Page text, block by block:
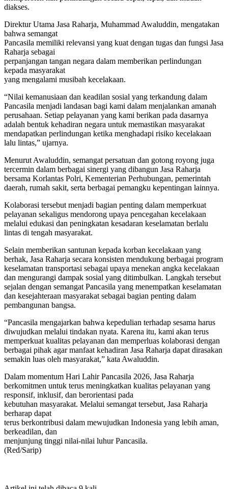
diakses.
Direktur Utama Jasa Raharja, Muhammad Awaluddin, mengatakan
bahwa semangat
Pancasila memiliki relevansi yang kuat dengan tugas dan fungsi Jasa
Raharja sebagai
perpanjangan tangan negara dalam memberikan perlindungan
kepada masyarakat
yang mengalami musibah kecelakaan.
“Nilai kemanusiaan dan keadilan sosial yang terkandung dalam
Pancasila menjadi landasan bagi kami dalam menjalankan amanah
perusahaan. Setiap pelayanan yang kami berikan pada dasarnya
adalah bentuk kehadiran negara untuk memastikan masyarakat
mendapatkan perlindungan ketika menghadapi risiko kecelakaan
lalu lintas,” ujarnya.
Menurut Awaluddin, semangat persatuan dan gotong royong juga
tercermin dalam berbagai sinergi yang dibangun Jasa Raharja
bersama Korlantas Polri, Kementerian Perhubungan, pemerintah
daerah, rumah sakit, serta berbagai pemangku kepentingan lainnya.
Kolaborasi tersebut menjadi bagian penting dalam memperkuat
pelayanan sekaligus mendorong upaya pencegahan kecelakaan
melalui edukasi dan peningkatan kesadaran keselamatan berlalu
lintas di tengah masyarakat.
Selain memberikan santunan kepada korban kecelakaan yang
berhak, Jasa Raharja secara konsisten mendukung berbagai program
keselamatan transportasi sebagai upaya menekan angka kecelakaan
dan mengurangi dampak sosial yang ditimbulkan. Langkah tersebut
sejalan dengan semangat Pancasila yang menempatkan keselamatan
dan kesejahteraan masyarakat sebagai bagian penting dalam
pembangunan bangsa.
“Pancasila mengajarkan bahwa kepedulian terhadap sesama harus
diwujudkan melalui tindakan nyata. Karena itu, kami akan terus
memperkuat kualitas pelayanan dan memperluas kolaborasi dengan
berbagai pihak agar manfaat kehadiran Jasa Raharja dapat dirasakan
semakin luas oleh masyarakat,” kata Awaluddin.
Dalam momentum Hari Lahir Pancasila 2026, Jasa Raharja
berkomitmen untuk terus meningkatkan kualitas pelayanan yang
responsif, inklusif, dan berorientasi pada
kebutuhan masyarakat. Melalui semangat tersebut, Jasa Raharja
berharap dapat
terus berkontribusi dalam mewujudkan Indonesia yang lebih aman,
berkeadilan, dan
menjunjung tinggi nilai-nilai luhur Pancasila.
(Red/Sarip)